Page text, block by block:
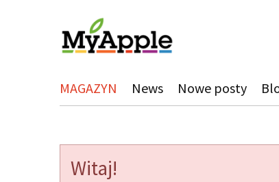
MAGAZYN News Nowe posty
Witaj!